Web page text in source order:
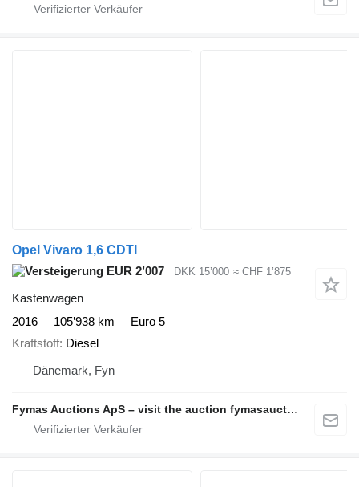
Opel Vivaro 1,6 CDTI
EUR 2’007
DKK 15’000 ≈ CHF 1’875
Kastenwagen
2016
105’938 km
Euro 5
Kraftstoff Diesel
Dänemark, Fyn
Fymas Auctions ApS – visit the auction fymasauctions.dk